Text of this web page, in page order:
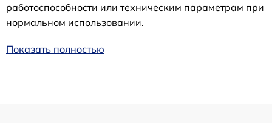
работоспособности или техническим параметрам при
нормальном использовании.
Показать полностью